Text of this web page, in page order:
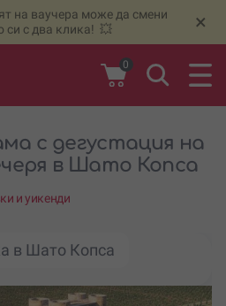
на ваучера може да смени
си с два клика! 💥
×
0
с дегустация на
в Шато Копса
и уикенди
в Шато Копса